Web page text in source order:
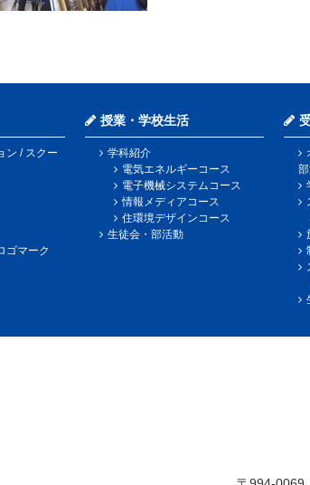
ン / スクー
ゴマーク
授業・学校生活
学科紹介
電気エネルギーコース
電子機械システムコース
情報メディアコース
住環境デザインコース
生徒会・部活動